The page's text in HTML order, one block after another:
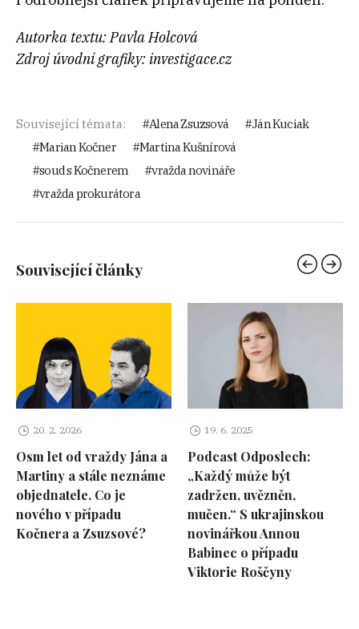
Autorka textu: Pavla Holcová
Zdroj úvodní grafiky: investigace.cz
Související témata: Alena Zsuzsová
Ján Kuciak
Marian Kočner
Martina Kušnírová
soud s Kočnerem
vražda novináře
vražda prokurátora
Související články
20. 2. 2026
Osm let od vraždy Jána a
Martiny a stále neznáme
objednatele. Co je
nového v případu
Kočnera a Zsuzsové?
19. 6. 2025
Podcast Odposlech:
„Každý může být
zadržen, uvězněn,
mučen.“ S ukrajinskou
novinářkou Annou
Babinec o případu
Viktorie Roščyny